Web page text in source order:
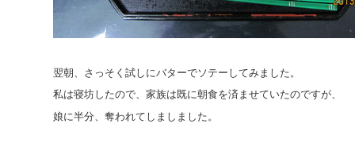
翌朝、さっそく試しにバターでソテーしてみました。
私は寝坊したので、家族は既に朝食を済ませていたのですが、
娘に半分、奪われてしましました。